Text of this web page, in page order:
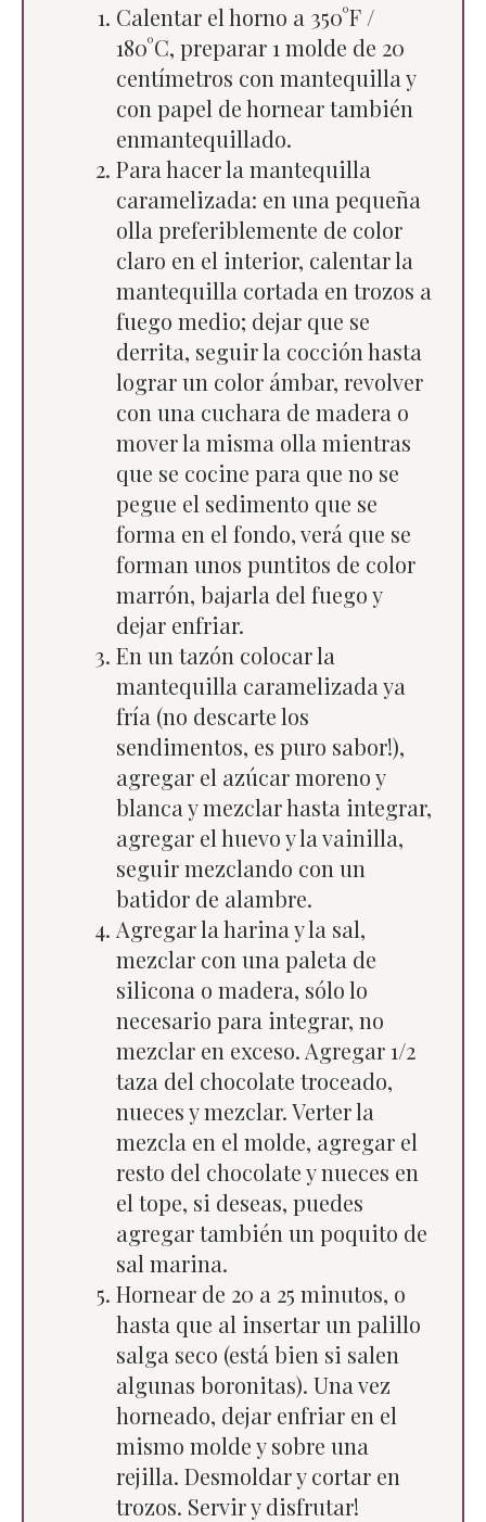
Calentar el horno a 350°F /
180°C, preparar 1 molde de 20
centímetros con mantequilla y
con papel de hornear también
enmantequillado.
Para hacer la mantequilla
caramelizada: en una pequeña
olla preferiblemente de color
claro en el interior, calentar la
mantequilla cortada en trozos a
fuego medio; dejar que se
derrita, seguir la cocción hasta
lograr un color ámbar, revolver
con una cuchara de madera o
mover la misma olla mientras
que se cocine para que no se
pegue el sedimento que se
forma en el fondo, verá que se
forman unos puntitos de color
marrón, bajarla del fuego y
dejar enfriar.
En un tazón colocar la
mantequilla caramelizada ya
fría (no descarte los
sendimentos, es puro sabor!),
agregar el azúcar moreno y
blanca y mezclar hasta integrar,
agregar el huevo y la vainilla,
seguir mezclando con un
batidor de alambre.
Agregar la harina y la sal,
mezclar con una paleta de
silicona o madera, sólo lo
necesario para integrar, no
mezclar en exceso. Agregar 1/2
taza del chocolate troceado,
nueces y mezclar. Verter la
mezcla en el molde, agregar el
resto del chocolate y nueces en
el tope, si deseas, puedes
agregar también un poquito de
sal marina.
Hornear de 20 a 25 minutos, o
hasta que al insertar un palillo
salga seco (está bien si salen
algunas boronitas). Una vez
horneado, dejar enfriar en el
mismo molde y sobre una
rejilla. Desmoldar y cortar en
trozos. Servir y disfrutar!